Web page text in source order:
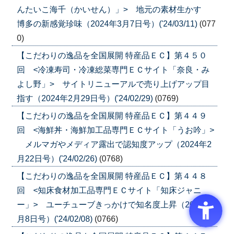
んたいこ海千（かいせん）」> 地元の素材生かす
博多の新感覚珍味（2024年3月7日号）('24/03/11) (077
0)
【こだわりの逸品を全国展開 特産品ＥＣ】第４５０
回 <冷凍寿司・冷凍総菜専門ＥＣサイト「奈良・み
よし野」> サイトリニューアルで売り上げアップ目
指す（2024年2月29日号）('24/02/29) (0769)
【こだわりの逸品を全国展開 特産品ＥＣ】第４４９
回 <海鮮丼・海鮮加工品専門ＥＣサイト「うお吟」>
メルマガやメディア露出で認知度アップ（2024年2
月22日号）('24/02/26) (0768)
【こだわりの逸品を全国展開 特産品ＥＣ】第４４８
回 <知床食材加工品専門ＥＣサイト「知床ジャニ
ー」> ユーチューブきっかけで知名度上昇（2024年2
月8日号）('24/02/08) (0766)